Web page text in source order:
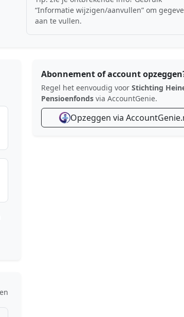
“Informatie wijzigen/aanvullen” om
aan te vullen.
Abonnement of account
Regel het eenvoudig voor Stichting
Pensioenfonds via AccountGenie.
Opzeggen via